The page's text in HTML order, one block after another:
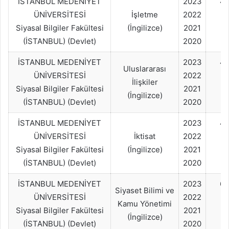
ÜNİVERSİTESİ
Siyasal Bilgiler Fakültesi
(İSTANBUL) (Devlet)
İşletme
(İngilizce)
2022
2021
2020
İSTANBUL MEDENİYET
ÜNİVERSİTESİ
Siyasal Bilgiler Fakültesi
(İSTANBUL) (Devlet)
Uluslararası
İlişkiler
(İngilizce)
2023
2022
2021
2020
İSTANBUL MEDENİYET
ÜNİVERSİTESİ
Siyasal Bilgiler Fakültesi
(İSTANBUL) (Devlet)
İktisat
(İngilizce)
2023
2022
2021
2020
İSTANBUL MEDENİYET
ÜNİVERSİTESİ
Siyasal Bilgiler Fakültesi
(İSTANBUL) (Devlet)
Siyaset Bilimi ve
Kamu Yönetimi
(İngilizce)
2023
2022
2021
2020